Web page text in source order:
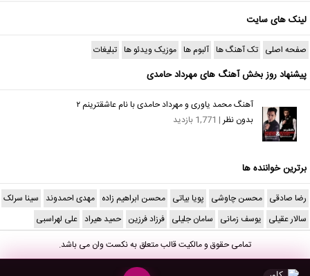
لینک های سایت
صفحه اصلی تک آهنگ ها آلبوم ها موزیک ویدئو ها تبلیغات
پیشنهاد روز بخش آهنگ های مهرداد حامدی
آهنگ محمد یاوری و مهرداد حامدی با نام عاشقترینم ۲
بدون نظر | 1,771 بازدید
برترین خواننده ها
رضا صادقی محسن چاوشی پویا بیاتی محسن ابراهیم زاده مهدی احمدوند سینا سرلک
سالار عقیلی یوسف زمانی سامان جلیلی فرزاد فرزین حمید هیراد علی لهراسبی
تمامی حقوق و مالکیت قالب متعلق بهنکست وانمی باشد.